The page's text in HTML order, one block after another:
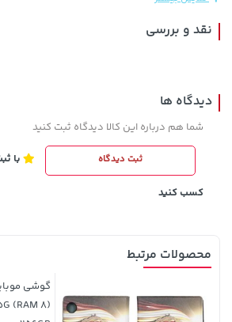
659,900
خرید
نقد و بررسی
دیدگاه ها
شما هم درباره این کالا دیدگاه ثبت کنید
ثبت دیدگاه
کسب کنید
محصولات مرتبط